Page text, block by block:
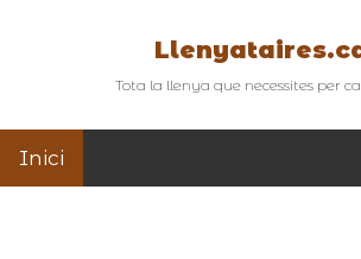
Tota la llenya que necessites per
Inici